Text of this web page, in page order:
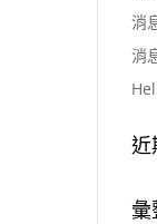
消
消
近
彙